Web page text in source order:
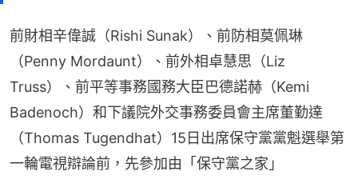
前財相辛偉誠（Rishi Sunak）、前防相莫佩琳
（Penny Mordaunt）、前外相卓慧思（Liz
Truss）、前平等事務國務大臣巴德諾赫（Kemi
Badenoch）和下議院外交事務委員會主席董勤達
（Thomas Tugendhat）15日出席保守黨黨魁選舉第
一輪電視辯論前，先參加由「保守黨之家」